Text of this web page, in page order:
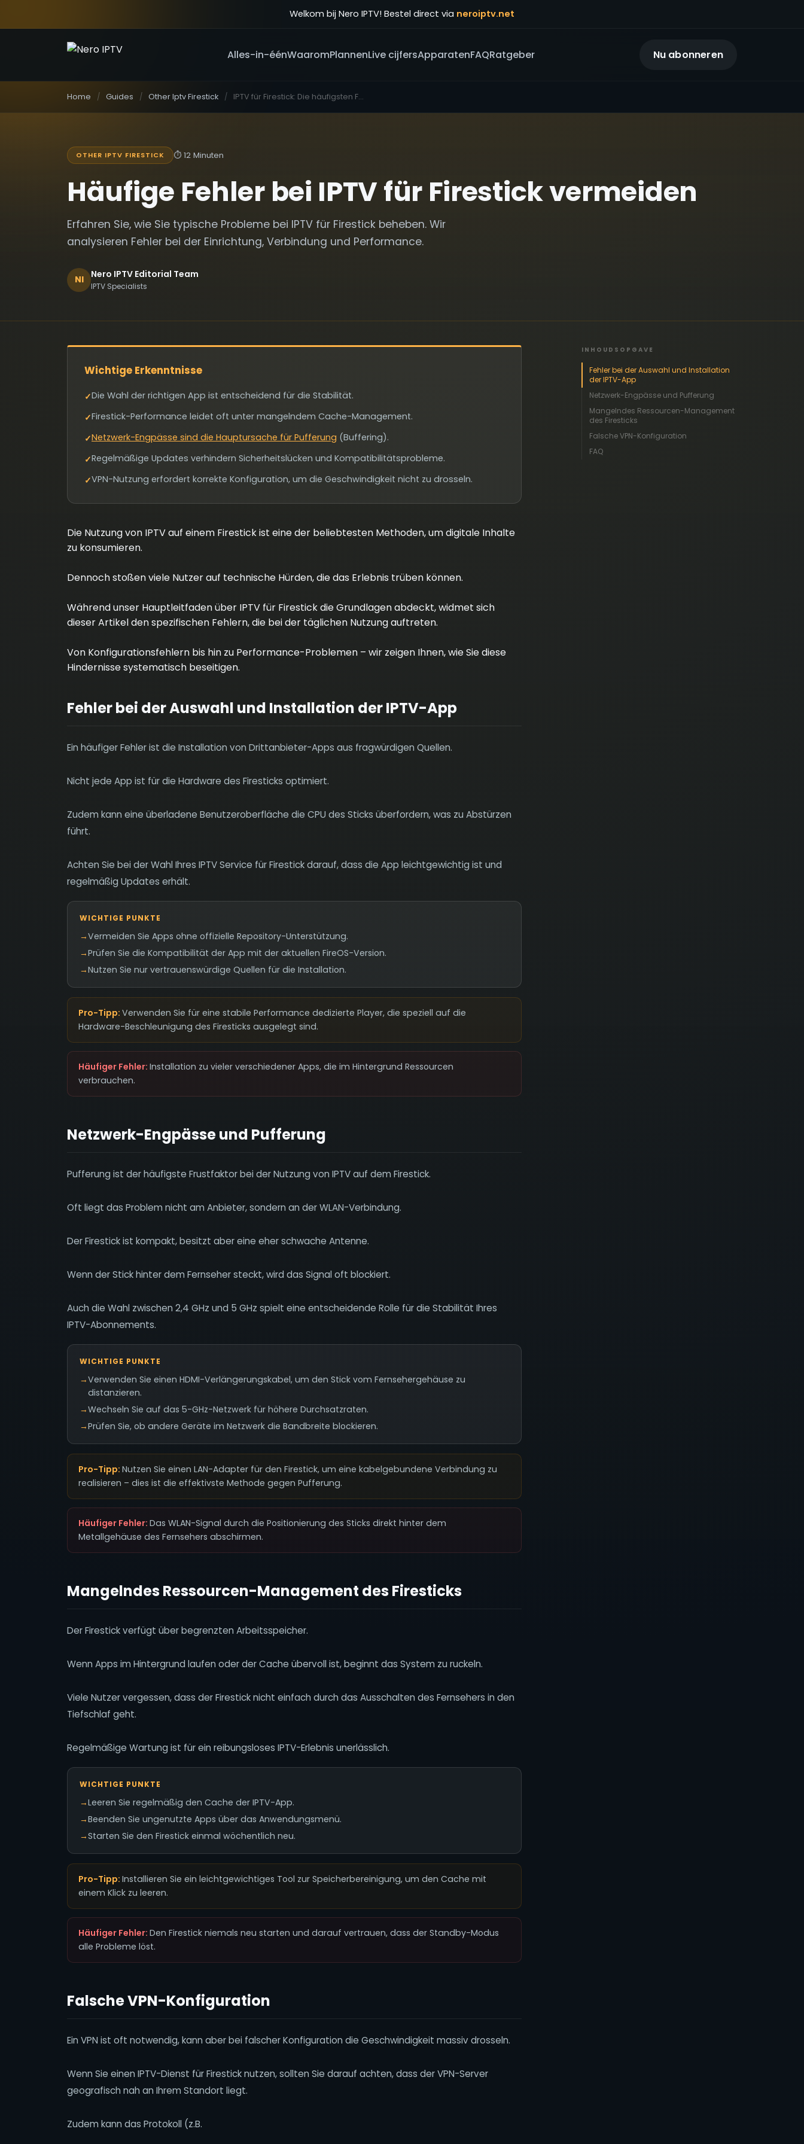
Welkom bij Nero IPTV! Bestel direct via neroiptv.net
Alles-in-éénWaaromPlannenLive cijfersApparatenFAQRatgeber Nu abonneren
Home Guides Other Iptv Firestick IPTV für Firestick: Die häufigsten Fehler und ihre Lösungen
OTHER IPTV FIRESTICK ⏱ 12 Minuten
Häufige Fehler bei IPTV für Firestick vermeiden
Erfahren Sie, wie Sie typische Probleme bei IPTV für Firestick beheben. Wir
analysieren Fehler bei der Einrichtung, Verbindung und Performance.
NI Nero IPTV Editorial Team
IPTV Specialists
Wichtige Erkenntnisse
✓Die Wahl der richtigen App ist entscheidend für die Stabilität.
✓Firestick-Performance leidet oft unter mangelndem Cache-Management.
✓Netzwerk-Engpässe sind die Hauptursache für Pufferung (Buffering).
✓Regelmäßige Updates verhindern Sicherheitslücken und Kompatibilitätsprobleme.
✓VPN-Nutzung erfordert korrekte Konfiguration, um die Geschwindigkeit nicht zu drosseln.
Die Nutzung von IPTV auf einem Firestick ist eine der beliebtesten Methoden, um digitale Inhalte
zu konsumieren.
Dennoch stoßen viele Nutzer auf technische Hürden, die das Erlebnis trüben können.
Während unser Hauptleitfaden über IPTV für Firestick die Grundlagen abdeckt, widmet sich
dieser Artikel den spezifischen Fehlern, die bei der täglichen Nutzung auftreten.
Von Konfigurationsfehlern bis hin zu Performance-Problemen – wir zeigen Ihnen, wie Sie diese
Hindernisse systematisch beseitigen.
Fehler bei der Auswahl und Installation der IPTV-App
Ein häufiger Fehler ist die Installation von Drittanbieter-Apps aus fragwürdigen Quellen.
Nicht jede App ist für die Hardware des Firesticks optimiert.
Zudem kann eine überladene Benutzeroberfläche die CPU des Sticks überfordern, was zu Abstürzen
führt.
Achten Sie bei der Wahl Ihres IPTV Service für Firestick darauf, dass die App leichtgewichtig ist und
regelmäßig Updates erhält.
WICHTIGE PUNKTE
→Vermeiden Sie Apps ohne offizielle Repository-Unterstützung.
→Prüfen Sie die Kompatibilität der App mit der aktuellen FireOS-Version.
→Nutzen Sie nur vertrauenswürdige Quellen für die Installation.
Pro-Tipp: Verwenden Sie für eine stabile Performance dedizierte Player, die speziell auf die
Hardware-Beschleunigung des Firesticks ausgelegt sind.
Häufiger Fehler: Installation zu vieler verschiedener Apps, die im Hintergrund Ressourcen
verbrauchen.
Netzwerk-Engpässe und Pufferung
Pufferung ist der häufigste Frustfaktor bei der Nutzung von IPTV auf dem Firestick.
Oft liegt das Problem nicht am Anbieter, sondern an der WLAN-Verbindung.
Der Firestick ist kompakt, besitzt aber eine eher schwache Antenne.
Wenn der Stick hinter dem Fernseher steckt, wird das Signal oft blockiert.
Auch die Wahl zwischen 2,4 GHz und 5 GHz spielt eine entscheidende Rolle für die Stabilität Ihres
IPTV-Abonnements.
WICHTIGE PUNKTE
→Verwenden Sie einen HDMI-Verlängerungskabel, um den Stick vom Fernsehergehäuse zu
distanzieren.
→Wechseln Sie auf das 5-GHz-Netzwerk für höhere Durchsatzraten.
→Prüfen Sie, ob andere Geräte im Netzwerk die Bandbreite blockieren.
Pro-Tipp: Nutzen Sie einen LAN-Adapter für den Firestick, um eine kabelgebundene Verbindung zu
realisieren – dies ist die effektivste Methode gegen Pufferung.
Häufiger Fehler: Das WLAN-Signal durch die Positionierung des Sticks direkt hinter dem
Metallgehäuse des Fernsehers abschirmen.
Mangelndes Ressourcen-Management des Firesticks
Der Firestick verfügt über begrenzten Arbeitsspeicher.
Wenn Apps im Hintergrund laufen oder der Cache übervoll ist, beginnt das System zu ruckeln.
Viele Nutzer vergessen, dass der Firestick nicht einfach durch das Ausschalten des Fernsehers in den
Tiefschlaf geht.
Regelmäßige Wartung ist für ein reibungsloses IPTV-Erlebnis unerlässlich.
WICHTIGE PUNKTE
→Leeren Sie regelmäßig den Cache der IPTV-App.
→Beenden Sie ungenutzte Apps über das Anwendungsmenü.
→Starten Sie den Firestick einmal wöchentlich neu.
Pro-Tipp: Installieren Sie ein leichtgewichtiges Tool zur Speicherbereinigung, um den Cache mit
einem Klick zu leeren.
Häufiger Fehler: Den Firestick niemals neu starten und darauf vertrauen, dass der Standby-Modus
alle Probleme löst.
Falsche VPN-Konfiguration
Ein VPN ist oft notwendig, kann aber bei falscher Konfiguration die Geschwindigkeit massiv drosseln.
Wenn Sie einen IPTV-Dienst für Firestick nutzen, sollten Sie darauf achten, dass der VPN-Server
geografisch nah an Ihrem Standort liegt.
Zudem kann das Protokoll (z.B.
INHOUDSOPGAVE
Fehler bei der Auswahl und Installation
der IPTV-App
Netzwerk-Engpässe und Pufferung
Mangelndes Ressourcen-Management
des Firesticks
Falsche VPN-Konfiguration
FAQ